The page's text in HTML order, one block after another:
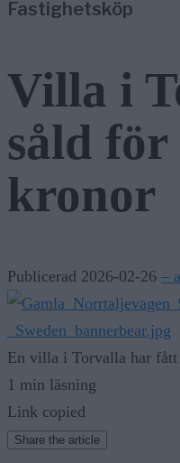
Norrtäljereporter
6/8
Nyheter
—
Fastighetsköp
Villa i
såld för
kronor
Publicerad 2026-02-26 –
En villa i Torvalla har fått
1 min läsning
Link copied
Share the article